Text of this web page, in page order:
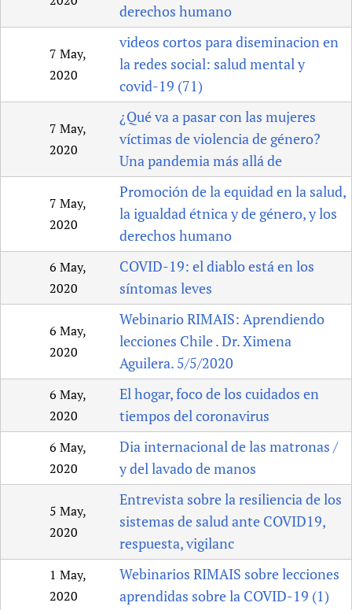
derechos humano
7 May,
2020
videos cortos para diseminacion en
la redes social: salud mental y
covid-19 (71)
7 May,
2020
¿Qué va a pasar con las mujeres
víctimas de violencia de género?
Una pandemia más allá de
7 May,
2020
Promoción de la equidad en la salud,
la igualdad étnica y de género, y los
derechos humano
6 May,
2020
COVID-19: el diablo está en los
síntomas leves
6 May,
2020
Webinario RIMAIS: Aprendiendo
lecciones Chile . Dr. Ximena
Aguilera. 5/5/2020
6 May,
2020
El hogar, foco de los cuidados en
tiempos del coronavirus
6 May,
2020
Dia internacional de las matronas /
y del lavado de manos
5 May,
2020
Entrevista sobre la resiliencia de los
sistemas de salud ante COVID19,
respuesta, vigilanc
1 May,
2020
Webinarios RIMAIS sobre lecciones
aprendidas sobre la COVID-19 (1)